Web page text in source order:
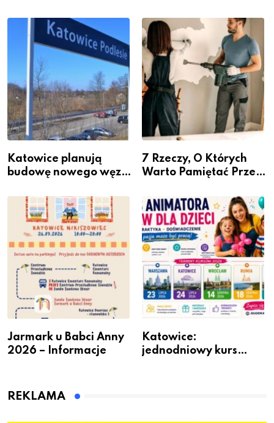
– nabór dla
przedsiębiorców
Katowice planują
budowę nowego węzła
Podlesiu
7 Rzeczy, O Których
Warto Pamiętać Przed
Jarmark u Babci Anny
2026 – Informacje
Katowice:
jednodniowy kurs
REKLAMA